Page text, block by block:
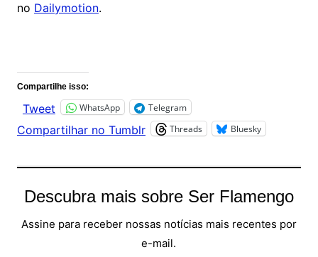
no Dailymotion.
Compartilhe isso:
Tweet WhatsApp Telegram
Compartilhar no Tumblr Threads Bluesky
Descubra mais sobre Ser Flamengo
Assine para receber nossas notícias mais recentes por
e-mail.